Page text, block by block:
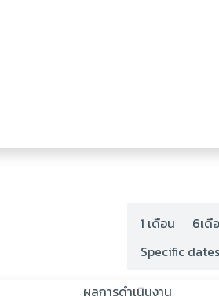
1 เดือน 6เดื
Specific dates